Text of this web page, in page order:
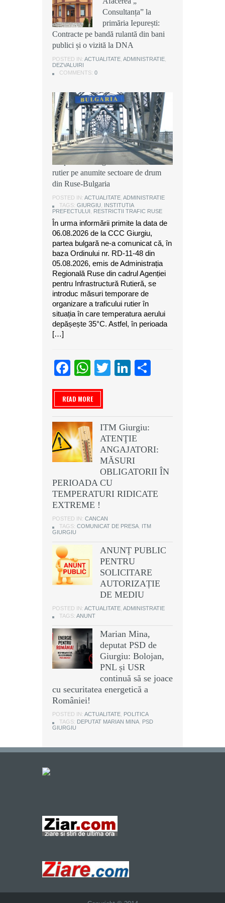
Consultanța” la
primăria Iepurești:
Contracte pe bandă rulantă din bani
publici și o vizită la DNA
POSTED IN: ACTUALITATE ADMINISTRATIE
DEZVALUIRI
COMMENTS: 0
Consultanța” la
primăria Iepurești:
Contracte pe bandă rulantă din bani
publici și o vizită la DNA
POSTED IN: ACTUALITATE ADMINISTRATIE
DEZVALUIRI
COMMENTS: 0
Consultanța” la
primăria Iepurești:
Contracte pe bandă rulantă din bani
publici și o vizită la DNA
POSTED IN: ACTUALITATE ADMINISTRATIE
DEZVALUIRI
COMMENTS: 0
Instituția Prefectului: Măsuri
temporare de organizare a traficului
rutier pe anumite sectoare de drum
din Ruse-Bulgaria
POSTED IN: ACTUALITATE ADMINISTRATIE
TAGS: GIURGIU
INSTITUTIA
PREFECTULUI
RESTRICTII TRAFIC RUSE
În urma informării primite la data de
06.08.2026 de la CCC Giurgiu,
partea bulgară ne-a comunicat că, în
baza Ordinului nr. RD-11-48 din
05.08.2026, emis de Administrația
Regională Ruse din cadrul Agenției
pentru Infrastructură Rutieră, se
introduc măsuri temporare de
organizare a traficului rutier în
situația în care temperatura aerului
depășește 35°C. Astfel, în perioada
[…]
Facebook
WhatsApp
TwitterLinkedIn
READ MORE
ITM Giurgiu:
ATENŢIE
ANGAJATORI:
MĂSURI
OBLIGATORII ÎN
PERIOADA CU
TEMPERATURI RIDICATE
EXTREME !
POSTED IN: CANCAN
TAGS: COMUNICAT DE PRESA ITM
GIURGIU
ANUNȚ PUBLIC
PENTRU
SOLICITARE
AUTORIZAȚIE
DE MEDIU
POSTED IN: ACTUALITATE ADMINISTRATIE
TAGS: ANUNT
Marian Mina,
deputat PSD de
Giurgiu: Bolojan,
PNL și USR
continuă să se joace
cu securitatea energetică a
României!
POSTED IN: ACTUALITATE POLITICA
TAGS: DEPUTAT MARIAN MINA PSD
GIURGIU